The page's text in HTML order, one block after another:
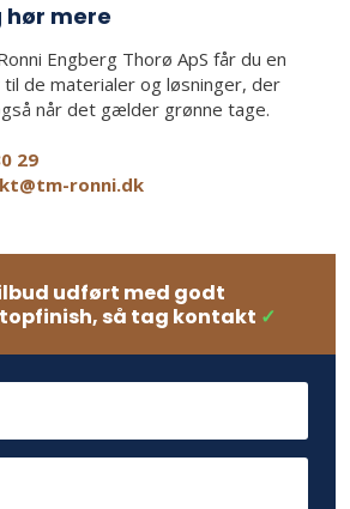
mere
Engberg Thorø ApS får du en
de materialer og løsninger, der
når det gælder grønne tage.
29
ronni.dk
udført med godt
så tag kontakt ✓